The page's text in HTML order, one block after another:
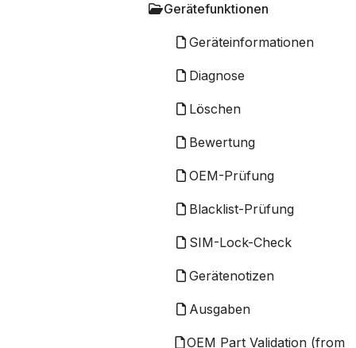
Gerätefunktionen
Geräteinformationen
Diagnose
Löschen
Bewertung
OEM-Prüfung
Blacklist-Prüfung
SIM-Lock-Check
Gerätenotizen
Ausgaben
OEM Part Validation (from